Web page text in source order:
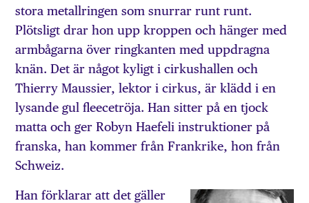
stora metallringen som snurrar runt runt.
Plötsligt drar hon upp kroppen och hänger med
armbågarna över ringkanten med uppdragna
knän. Det är något kyligt i cirkushallen och
Thierry Maussier, lektor i cirkus, är klädd i en
lysande gul fleecetröja. Han sitter på en tjock
matta och ger Robyn Haefeli instruktioner på
franska, han kommer från Frankrike, hon från
Schweiz.
Han förklarar att det gäller